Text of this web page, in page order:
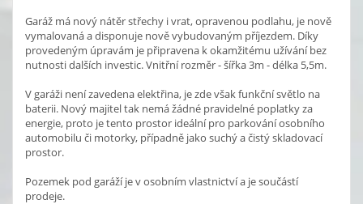
Garáž má nový nátěr střechy i vrat, opravenou podlahu, je nově
vymalovaná a disponuje nově vybudovaným příjezdem. Díky
provedeným úpravám je připravena k okamžitému užívání bez
nutnosti dalších investic. Vnitřní rozměr - šířka 3m - délka 5,5m.
V garáži není zavedena elektřina, je zde však funkční světlo na
baterii. Nový majitel tak nemá žádné pravidelné poplatky za
energie, proto je tento prostor ideální pro parkování osobního
automobilu či motorky, případně jako suchý a čistý skladovací
prostor.
Pozemek pod garáží je v osobním vlastnictví a je součástí
prodeje.